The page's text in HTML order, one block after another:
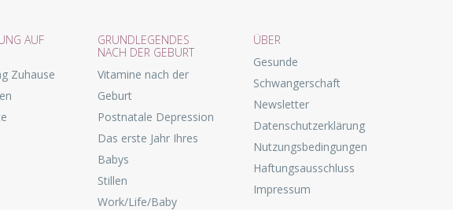
AUF
Zuhause
GRUNDLEGENDES
NACH DER GEBURT
Vitamine nach der
Geburt
Postnatale Depression
Das erste Jahr Ihres
Babys
Stillen
Work/Life/Baby
ÜBER
Gesunde
Schwangerschaft
Newsletter
Datenschutzerklärung
Nutzungsbedingungen
Haftungsausschluss
Impressum